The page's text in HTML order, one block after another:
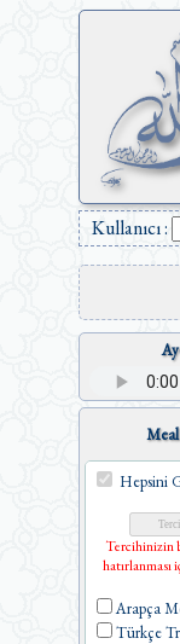
Kullanıcı :
Hepsini
Tercihinizin
hatırlanması
Arapça
Türkçe